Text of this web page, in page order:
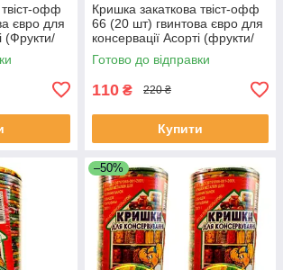
офф
євро для
(Фрукти/
Кришка закаткова твіст-офф
66 (20 шт) гвинтова євро для
консервації Асорті (фрукти/
овочі) Полинка
Готово до відправки
110 ₴ 220 ₴
Купити
–50%